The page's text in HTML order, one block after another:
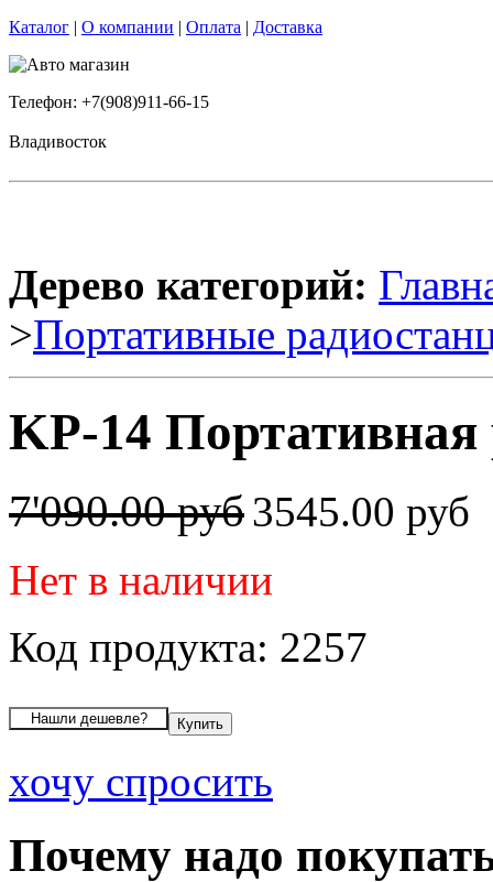
Каталог | О компании | Оплата | Доставка
Телефон: +7(908)911-66-15
Владивосток
Дерево категорий:
>Портативные
KP-14
7'090.00 руб3545.00 руб
Нет в наличии
Код продукта: 2257
хочу спросить
Почему надо